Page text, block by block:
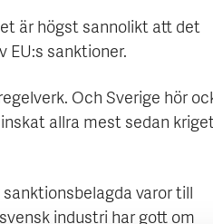
är högst sannolikt att det
EU:s sanktioner.
Och Sverige hör
allra mest sedan
varor till
industri har gott om